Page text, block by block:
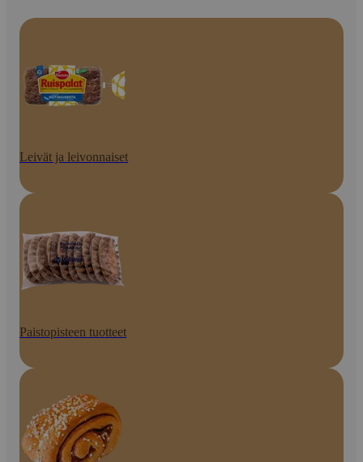
Leivät ja leivonnaiset
Paistopisteen tuotteet